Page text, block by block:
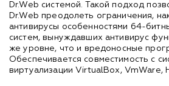
Dr.Web системой. Такой подход
Dr.Web преодолеть ограничения,
антивирусы особенностями 64-
систем, вынуждавших антивирус
же уровне, что и вредоносные
Обеспечивается совместимость с
виртуализации VirtualBox, VmWare,